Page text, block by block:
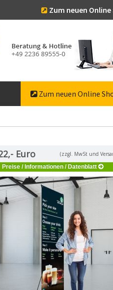
Zum neuen Online
Zum neuen Online
Euro
(zzgl. MwSt und
Preise / Informationen / Datenblatt